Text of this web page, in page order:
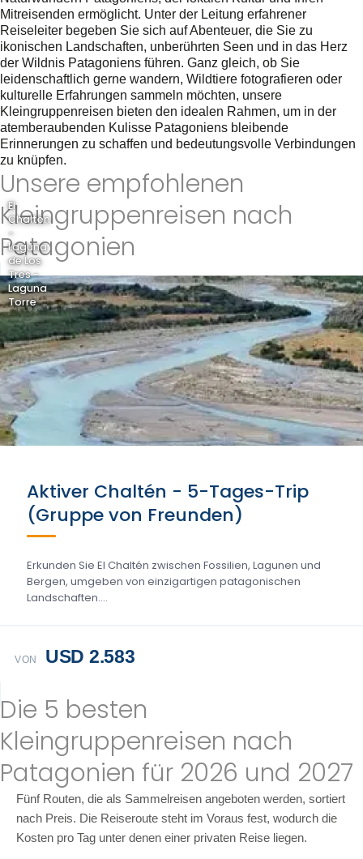
Mitreisenden ermöglicht. Unter der Leitung erfahrener
Reiseleiter begeben Sie sich auf Abenteuer, die Sie zu
ikonischen Landschaften, unberührten Seen und in das Herz
der Wildnis Patagoniens führen. Ganz gleich, ob Sie
leidenschaftlich gerne wandern, Wildtiere fotografieren oder
kulturelle Erfahrungen sammeln möchten, unsere
Kleingruppenreisen bieten den idealen Rahmen, um in der
atemberaubenden Kulisse Patagoniens bleibende
Erinnerungen zu schaffen und bedeutungsvolle Verbindungen
zu knüpfen.
Unsere empfohlenen
Kleingruppenreisen nach
Patagonien
El
Chaltén
-
Laguna
de Los
Tres -
Laguna
Torre
Aktiver Chaltén - 5-Tages-Trip
(Gruppe von Freunden)
Erkunden Sie El Chaltén zwischen Fossilien, Lagunen und
Bergen, umgeben von einzigartigen patagonischen
Landschaften....
VON USD 2.583
Die 5 besten
Kleingruppenreisen nach
Patagonien für 2026 und 2027
Fünf Routen, die als Sammelreisen angeboten werden, sortiert
nach Preis. Die Reiseroute steht im Voraus fest, wodurch die
Kosten pro Tag unter denen einer privaten Reise liegen.